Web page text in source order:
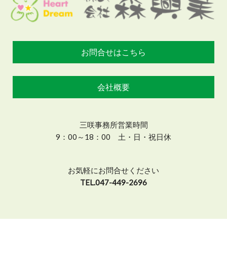
お問合せはこちら
会社概要
三咲事務所営業時間
9：00～18：00 土・日・祝日休
お気軽にお問合せください
TEL.047-449-2696